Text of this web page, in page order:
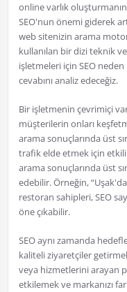
online varlık
SEO'nun önemi giderek
web sitenizin arama
kullanılan bir dizi teknik
işletmeleri için SEO
cevabını analiz edeceğiz.
Bir işletmenin çevrimiçi
müşterilerin onları
arama sonuçlarında üst
trafik elde etmek için
arama sonuçlarında üst
edebilir. Örneğin,
restoran sahipleri, SEO
öne çıkabilir.
SEO aynı zamanda
kaliteli ziyaretçiler
veya hizmetlerini arayan
etkilemek ve markanızı